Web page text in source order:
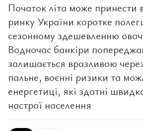
Початок літа може принести
ринку України коротке
сезонному здешевленню
Водночас банкіри
залишається вразливою
пальне, воєнні ризики та
енергетиці, які здатні
настрої населення